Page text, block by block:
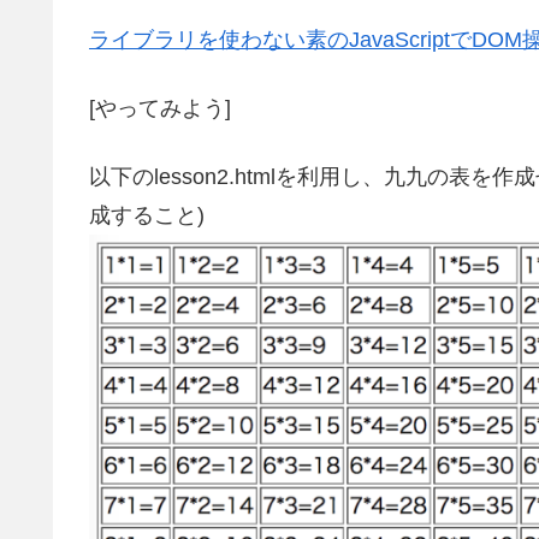
ライブラリを使わない素のJavaScriptでDOM
[やってみよう]
以下のlesson2.htmlを利用し、九九の表を作
成すること)